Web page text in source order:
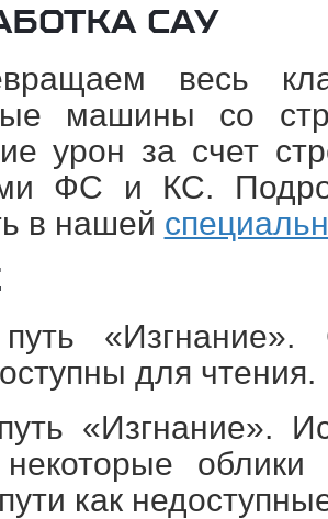
САУ
весь
машины со
урон за счет
ФС и КС.
в нашей
для чтения.
«Изгнание».
некоторые
как